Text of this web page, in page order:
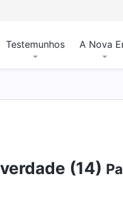
Testemunhos A Nova
(14)